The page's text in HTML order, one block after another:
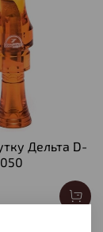
Дельта D-
050